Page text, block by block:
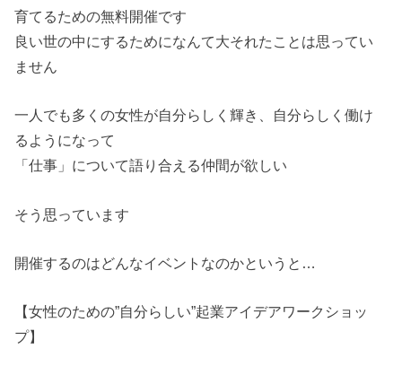
育てるための無料開催です
良い世の中にするためになんて大それたことは思ってい
ません
一人でも多くの女性が自分らしく輝き、自分らしく働け
るようになって
「仕事」について語り合える仲間が欲しい
そう思っています
開催するのはどんなイベントなのかというと…
【女性のための”自分らしい”起業アイデアワークショッ
プ】